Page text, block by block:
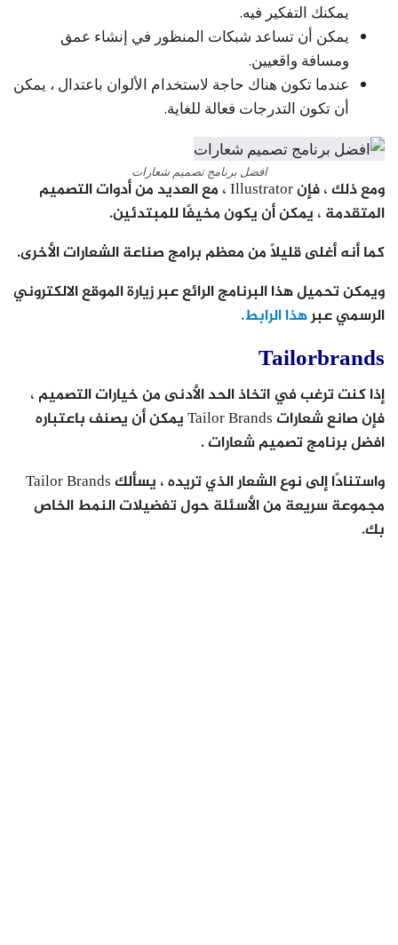
يمكنك التفكير فيه.
يمكن أن تساعد شبكات المنظور في إنشاء عمق
ومسافة واقعيين.
عندما تكون هناك حاجة لاستخدام الألوان باعتدال ، يمكن
أن تكون التدرجات فعالة للغاية.
افضل برنامج تصميم شعارات
ومع ذلك ، فإن Illustrator ، مع العديد من أدوات التصميم
المتقدمة ، يمكن أن يكون مخيفًا للمبتدئين.
كما أنه أغلى قليلاً من معظم برامج صناعة الشعارات الأخرى.
ويمكن تحميل هذا البرنامج الرائع عبر زيارة الموقع الالكتروني
الرسمي عبرهذا الرابط.
Tailorbrands
إذا كنت ترغب في اتخاذ الحد الأدنى من خيارات التصميم ،
فإن صانع شعارات Tailor Brands يمكن أن يصنف باعتباره
افضل برنامج تصميم شعارات .
واستنادًا إلى نوع الشعار الذي تريده ، يسألك Tailor Brands
مجموعة سريعة من الأسئلة حول تفضيلات النمط الخاص
بك.